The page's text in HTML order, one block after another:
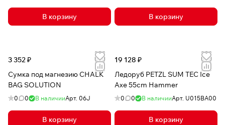
В корзину В корзину
3 352 ₽
Сумка под магнезию CHALK
BAG SOLUTION
0 0 В наличииАрт. 06J
В корзину
19 128 ₽
Ледоруб PETZL SUM TEC Ice
Axe 55cm Hammer
0 0 В наличииАрт. U015BA00
В корзину